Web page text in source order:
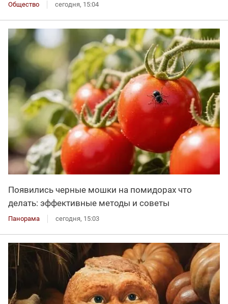
Общество сегодня, 15:04
Появились черные мошки на помидорах что
делать: эффективные методы и советы
Панорама сегодня, 15:03